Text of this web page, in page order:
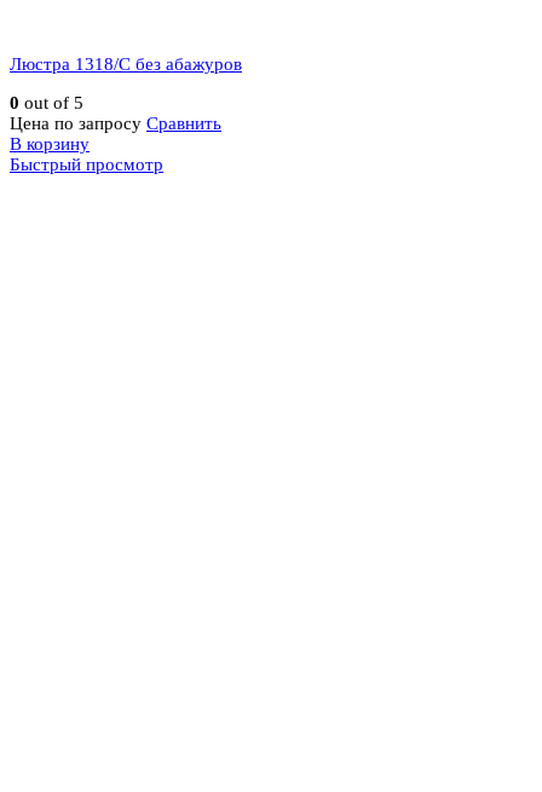
Люстра 1318/C без абажуров
0 out of 5
Цена по запросу Сравнить
В корзину
Быстрый просмотр